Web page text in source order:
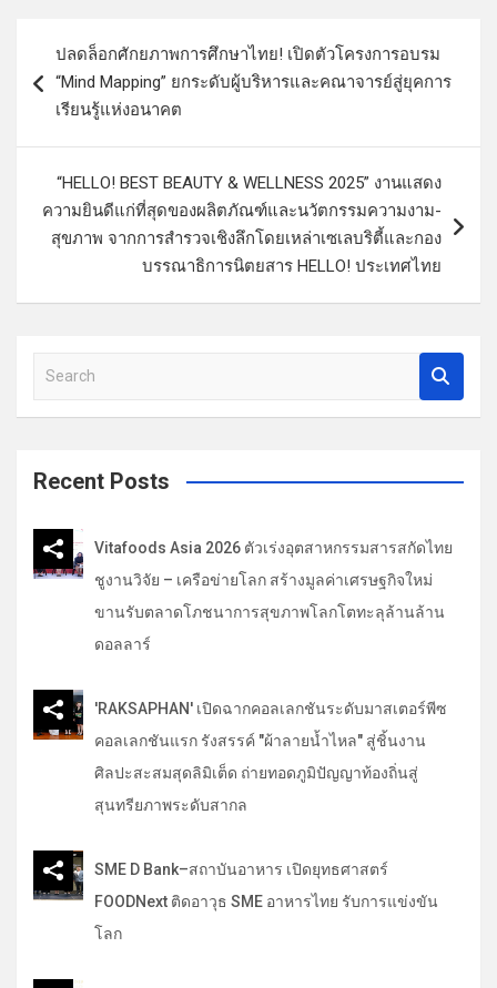
แ
ปลดล็อกศักยภาพการศึกษาไทย! เปิดตัวโครงการอบรม
“Mind Mapping” ยกระดับผู้บริหารและคณาจารย์สู่ยุคการ
เรียนรู้แห่งอนาคต
“HELLO! BEST BEAUTY & WELLNESS 2025” งานแสดง
ความยินดีแก่ที่สุดของผลิตภัณฑ์และนวัตกรรมความงาม-
สุขภาพ จากการสำรวจเชิงลึกโดยเหล่าเซเลบริตี้และกอง
บรรณาธิการนิตยสาร HELLO! ประเทศไทย
a
c
Recent Posts
Vitafoods Asia 2026 ตัวเร่งอุตสาหกรรมสารสกัดไทย
ชูงานวิจัย – เครือข่ายโลก สร้างมูลค่าเศรษฐกิจใหม่
ขานรับตลาดโภชนาการสุขภาพโลกโตทะลุล้านล้าน
ดอลลาร์
'RAKSAPHAN' เปิดฉากคอลเลกชันระดับมาสเตอร์พีซ
คอลเลกชันแรก รังสรรค์ "ผ้าลายน้ำไหล" สู่ชิ้นงาน
ศิลปะสะสมสุดลิมิเต็ด ถ่ายทอดภูมิปัญญาท้องถิ่นสู่
สุนทรียภาพระดับสากล
SME D Bank–สถาบันอาหาร เปิดยุทธศาสตร์
FOODNext ติดอาวุธ SME อาหารไทย รับการแข่งขัน
โลก